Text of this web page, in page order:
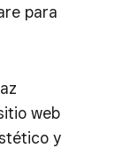
para
web
y